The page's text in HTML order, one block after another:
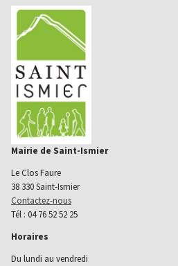
Mairie de Saint-Ismier
Le Clos Faure
38 330 Saint-Ismier
Contactez-nous
Tél : 04 76 52 52 25
Horaires
Du lundi au vendredi